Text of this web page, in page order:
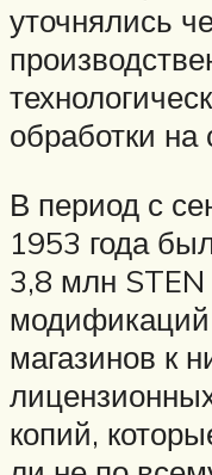
уточнялись
обработки на
В период с
1953 года
3,8 млн
магазинов к
копий,